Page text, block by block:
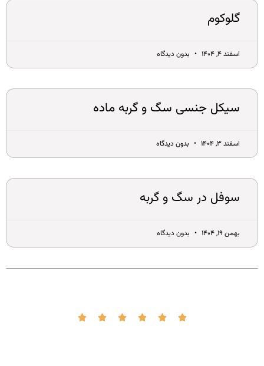
گلوکوم
اسفند ۴, ۱۴۰۴ بدون دیدگاه
سیکل جنسی سگ و گربه ماده
اسفند ۳, ۱۴۰۴ بدون دیدگاه
سوفل در سگ و گربه
بهمن ۱۹, ۱۴۰۴ بدون دیدگاه